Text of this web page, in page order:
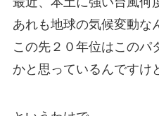
あれも地球の気候変動な
この先２０年位はこのパ
かと思っているんですけ